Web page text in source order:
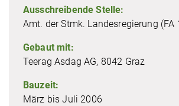
Aus­schrei­ben­de Stelle:
Amt. der Stmk. Lan­des­re­gie­rung (FA
Gebaut mit:
Teerag Asdag AG, 8042 Graz
Bauzeit:
März bis Juli 2006